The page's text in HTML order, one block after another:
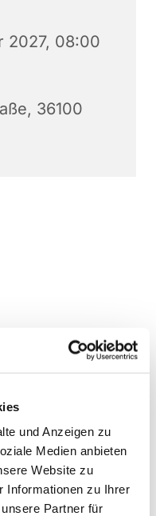
und Anzeigen zu
Medien anbieten
Website zu
Informationen zu Ihrer
Partner für
2027, 08:00
36100